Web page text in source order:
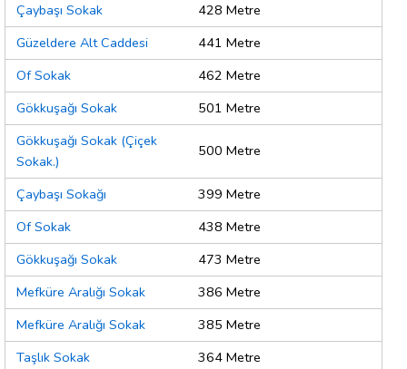
Çaybaşı Sokak
428 Metre
Güzeldere Alt Caddesi
441 Metre
Of Sokak
462 Metre
Gökkuşağı Sokak
501 Metre
Gökkuşağı Sokak (Çiçek
Sokak.)
500 Metre
Çaybaşı Sokağı
399 Metre
Of Sokak
438 Metre
Gökkuşağı Sokak
473 Metre
Mefküre Aralığı Sokak
386 Metre
Mefküre Aralığı Sokak
385 Metre
Taşlık Sokak
364 Metre